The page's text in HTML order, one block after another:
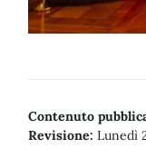
Contenuto
Revisione: Lunedì